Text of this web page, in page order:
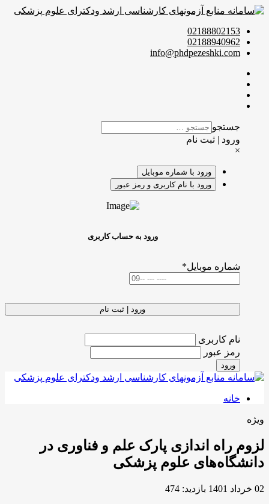
02188802153
02188940962
info@phdpezeshki.com
جستجو
ورود | ثبت نام
×
ورود با شماره موبایل
ورود با نام کاربری و رمز عبور
ورود به حساب کاربری
شماره موبایل*
ورود | ثبت نام
نام کاربری
رمز عبور
ورود
خانه
ویژه
لزوم راه اندازی پارک علم و فناوری در
دانشگاه‌های علوم پزشکی
02 خرداد 1401 بازدید: 474